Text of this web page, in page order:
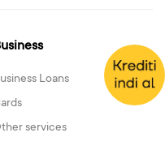
Loans
services